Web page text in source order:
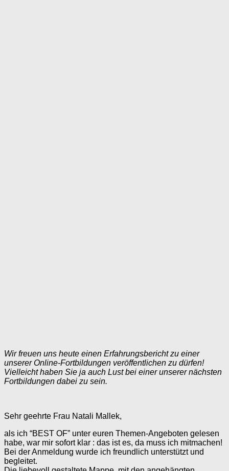
Wir freuen uns heute einen Erfahrungsbericht zu einer
unserer Online-Fortbildungen veröffentlichen zu dürfen!
Vielleicht haben Sie ja auch Lust bei einer unserer nächsten
Fortbildungen dabei zu sein.
Sehr geehrte Frau Natali Mallek,
als ich “BEST OF” unter euren Themen-Angeboten gelesen
habe, war mir sofort klar : das ist es, da muss ich mitmachen!
Bei der Anmeldung wurde ich freundlich unterstützt und
begleitet.